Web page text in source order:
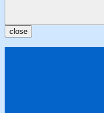
close